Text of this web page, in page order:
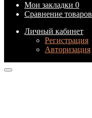
Мои закладки 0
Сравнение товаров
Личный кабинет
Регистрация
Авторизация